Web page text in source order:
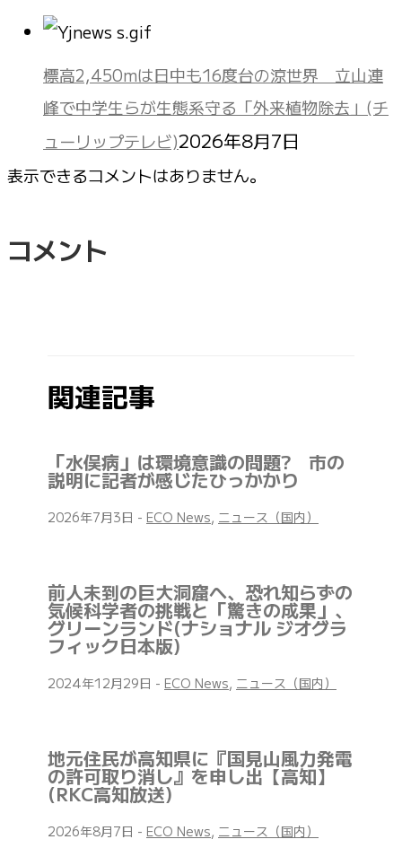
標高2,450mは日中も16度台の涼世界 立山連
峰で中学生らが生態系守る「外来植物除去」(チ
ューリップテレビ)2026年8月7日
表示できるコメントはありません。
コメント
関連記事
「水俣病」は環境意識の問題? 市の
説明に記者が感じたひっかかり
2026年7月3日 - ECO News, ニュース（国内）
前人未到の巨大洞窟へ、恐れ知らずの
気候科学者の挑戦と「驚きの成果」、
グリーンランド(ナショナル ジオグラ
フィック日本版)
2024年12月29日 - ECO News, ニュース（国内）
地元住民が高知県に『国見山風力発電
の許可取り消し』を申し出【高知】
(RKC高知放送)
2026年8月7日 - ECO News, ニュース（国内）